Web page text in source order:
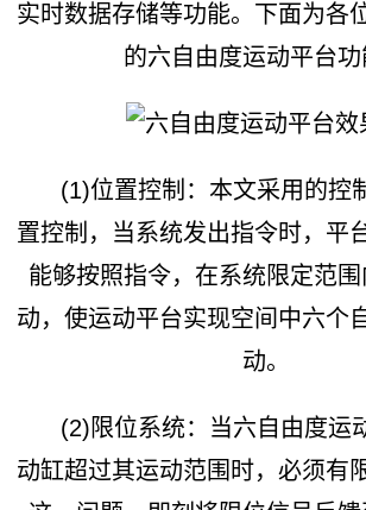
实时数据存储等功能。下面为各
的六自由度运动平台功
(1)位置控制：本文采用的控
置控制，当系统发出指令时，平
能够按照指令，在系统限定范
动，使运动平台实现空间中六个
动。
(2)限位系统：当六自由度运
动缸超过其运动范围时，必须有